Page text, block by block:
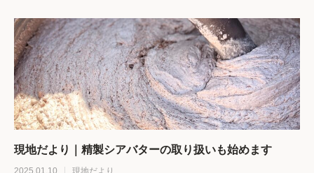
現地だより｜精製シアバターの取り扱いも始めます
2025.01.10 現地だより